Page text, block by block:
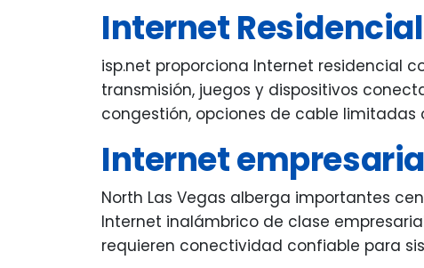
Internet
isp.net proporciona Internet residencial
transmisión, juegos y dispositivos
congestión, opciones de cable limitadas
Internet
North Las Vegas alberga importantes
Internet inalámbrico de clase
requieren conectividad confiable para